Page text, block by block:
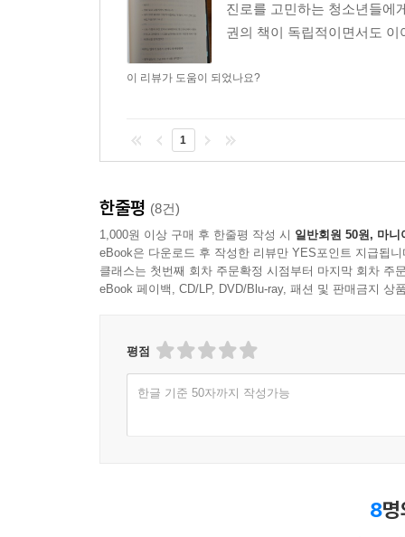
진로를 고민하는 청소년들에
권의 책이 독립적이면서도
이 리뷰가 도움이 되었나요?
1
한줄평 (8건)
1,000원 이상 구매 후 한줄평 작성 시 일반회원 50원, 마니
eBook은 다운로드 후 작성한 리뷰만 YES포인트 지급됩니
클래스는 첫번째 회차 주문확정 시점부터 마지막 회차 주
eBook 페이백, CD/LP, DVD/Blu-ray, 패션 및 판매금지 상
평점
한글 기준 50자까지 작성가능
8